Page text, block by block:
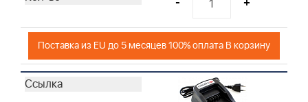
Поставка из EU до 5 месяцев 100% оплата В корзину